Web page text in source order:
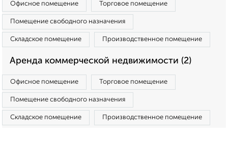
Офисное помещение Торговое помещение
Помещение свободного назначения
Складское помещение Производственное помещение
Аренда коммерческой недвижимости (2)
Офисное помещение Торговое помещение
Помещение свободного назначения
Складское помещение Производственное помещение